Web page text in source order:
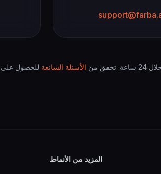
تحقق من الأسئلة الشائعة للحصول على
المزيد من الأنماط